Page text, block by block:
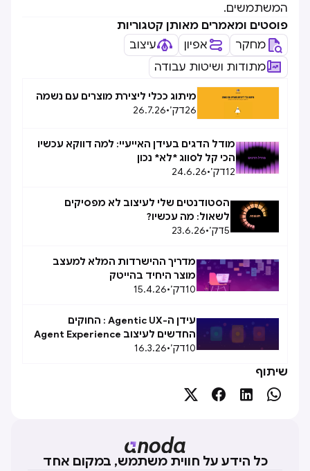
המשתמשים.
פוסטים ומאמרים מאותן קטגוריות
מחקר
אפיון
עיצוב
מתודות ושיטות עבודה
מיתוג ככלי ליצירת מוצרים עם נשמה
26דק׳•
26.7.26
מודל הדגים בעידן האייעיי: למה דווקא עכשיו
הכי קל לסווג *לא* נכון
12דק׳•
24.6.26
הסטודנטים שלי לעיצוב לא מפסיקים
לשאול: מה עכשיו?
5דק׳•
23.6.26
מדריך ההישרדות המלא למעצב
מוצר היחיד בהייטק
10דק׳•
15.4.26
עידן ה-Agentic UX : החוקים
החדשים לעיצוב Agent Experience
(AX)
10דק׳•
16.3.26
שיתוף




כל הידע על חווית משתמש, במקום אחד